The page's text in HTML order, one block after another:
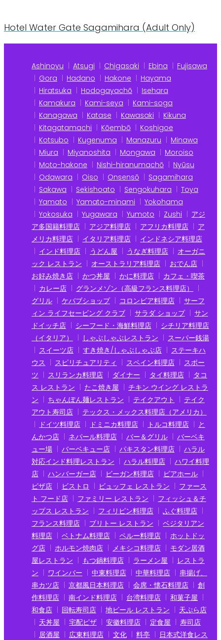
Hotel Water Gate Sagamihara (Adult Only)
Ashinoyu Atsugi Chigasaki Ebina
Fujisawa
Gora
Hadano Hakone
Hayama
Hiratsuka
Hodogayachō
Isehara
Kamakura
Kami-seya
Kami-soga
Kanagawa
Katase Kawasaki
Kikuna
Kitagatamachi
Kōembō
Koshigoe
Kotsubo
Kugenuma Manazuru
Minawa
Miura
Miyanoshita Mongawa
Moroiso
Moto-hakone
Nishi-hiranumachō
Nyūsu
Odawara
Oiso Onsensō
Sagamihara
Sakawa
Sekishoato Sengokuhara
Toya
Yamato
Yamato-minami
Yokohama
Yokosuka
Yugawara Yumoto Zushi
アジ
ア多国籍料理店
アジア料理店 アフリカ料理店
ア
メリカ料理店
イタリア料理店
インドネシア料理店
インド料理店
うどん屋 うなぎ料理店
オーガニ
ック レストラン
オーストラリア料理店
おでん店
お好み焼き店
かつ丼屋 かに料理店
カフェ・喫茶
カレー店
グランメゾン（高級フランス料理店）
グリル
ケバブショップ コロンビア料理店
サーフ
ィン ライフセービング クラブ
サラダ ショップ
サン
ドイッチ店
シーフード・海鮮料理店
シチリア料理店
（イタリア）
しゃぶしゃぶレストラン
スーパー銭湯
スイーツ店
すき焼き/しゃぶしゃぶ店
ステーキハ
ウス
スピリチュアリティ スペイン料理店
スポー
ツ
スリランカ料理店 ダイナー タイ料理店
タコ
ス レストラン
たこ焼き屋
チキン ウイング レストラ
ン
ちゃんぽん麺レストラン テイクアウト
テイク
アウト寿司店
テックス・メックス料理店（アメリカ）
ドイツ料理店
ドミニカ料理店 トルコ料理店
と
んかつ店
ネパール料理店 バー＆グリル
バーベキ
ュー場
バーベキュー店 パキスタン料理店
ハラル
対応インド料理レストラン
ハラル料理店
ハワイ料理
店
ハンバーガー店 ビーガン料理店
ビアホール
ピザ店
ビストロ ビュッフェ レストラン
ファース
ト フード店
ファミリー レストラン
フィッシュ＆チ
ップス レストラン
フィリピン料理店
ふぐ料理店
フランス料理店
ブリトー レストラン
ベジタリアン
料理店
ベトナム料理店 ペルー料理店
ホットドッ
グ店
ホルモン焼肉店 メキシコ料理店
モダン居酒
屋レストラン
もつ鍋料理店 ラーメン屋
レストラ
ン
ワインバー 中東料理店 中華料理店
串揚げ、
串カツ店
京都風日本料理店 会席・懐石料理店
創
作料理店
南インド料理店 台湾料理店
和菓子屋
和食店
回転寿司店 地ビール レストラン
天ぷら店
天丼屋
宅配ピザ 安徽料理店 定食屋
寿司店
居酒屋
広東料理店 文化 料亭 日本式洋食レス